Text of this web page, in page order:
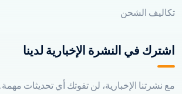
تكاليف الشحن
اشترك في النشرة الإخبارية لدينا
مع نشرتنا الإخبارية، لن تفوتك أي تحديثات مهمة.